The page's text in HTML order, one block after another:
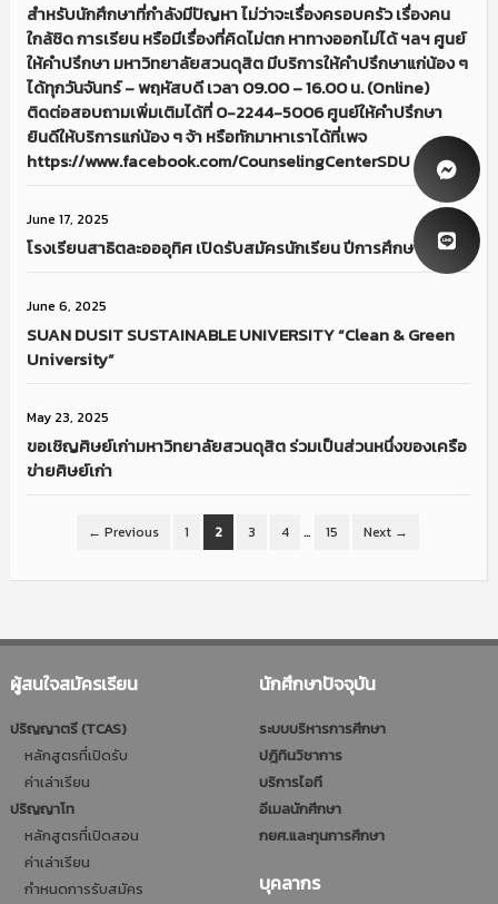
สำหรับนักศึกษาที่กำลังมีปัญหา ไม่ว่าจะเรื่องครอบครัว เรื่องคน
ใกล้ชิด การเรียน หรือมีเรื่องที่คิดไม่ตก หาทางออกไม่ได้ ฯลฯ ศูนย์
ให้คำปรึกษา มหาวิทยาลัยสวนดุสิต มีบริการให้คำปรึกษาแก่น้อง ๆ
ได้ทุกวันจันทร์ – พฤหัสบดี เวลา 09.00 – 16.00 น. (Online)
ติดต่อสอบถามเพิ่มเติมได้ที่ 0-2244-5006 ศูนย์ให้คำปรึกษา
ยินดีให้บริการแก่น้อง ๆ จ้า หรือทักมาหาเราได้ที่เพจ
https://www.facebook.com/CounselingCenterSDU
June 17, 2025
โรงเรียนสาธิตละอออุทิศ เปิดรับสมัครนักเรียน ปีการศึกษา 2569
June 6, 2025
SUAN DUSIT SUSTAINABLE UNIVERSITY “Clean & Green
University”
May 23, 2025
ขอเชิญศิษย์เก่ามหาวิทยาลัยสวนดุสิต ร่วมเป็นส่วนหนึ่งของเครือ
ข่ายศิษย์เก่า
← Previous 1 2 3 4 … 15 Next →
ผู้สนใจสมัครเรียน
ปริญญาตรี (TCAS)
หลักสูตรที่เปิดรับ
ค่าเล่าเรียน
ปริญญาโท
หลักสูตรที่เปิดสอน
ค่าเล่าเรียน
กำหนดการรับสมัคร
นักศึกษาปัจจุบัน
ระบบบริหารการศึกษา
ปฎิทินวิชาการ
บริการไอที
อีเมลนักศึกษา
กยศ.และทุนการศึกษา
บุคลากร